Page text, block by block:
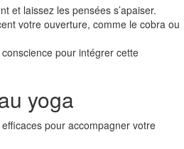
et laissez les pensées s’apaiser.
votre ouverture, comme le cobra ou
pour intégrer cette
yoga
pour accompagner votre